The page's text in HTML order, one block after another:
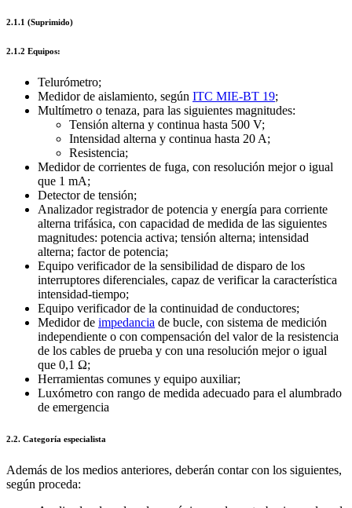
2.1.1 (Suprimido)
2.1.2 Equipos:
Telurómetro;
Medidor de aislamiento, según ITC MIE-BT 19;
Multímetro o tenaza, para las siguientes magnitudes:
Tensión alterna y continua hasta 500 V;
Intensidad alterna y continua hasta 20 A;
Resistencia;
Medidor de corrientes de fuga, con resolución mejor o igual
que 1 mA;
Detector de tensión;
Analizador registrador de potencia y energía para corriente
alterna trifásica, con capacidad de medida de las siguientes
magnitudes: potencia activa; tensión alterna; intensidad
alterna; factor de potencia;
Equipo verificador de la sensibilidad de disparo de los
interruptores diferenciales, capaz de verificar la característica
intensidad-tiempo;
Equipo verificador de la continuidad de conductores;
Medidor de impedancia de bucle, con sistema de medición
independiente o con compensación del valor de la resistencia
de los cables de prueba y con una resolución mejor o igual
que 0,1 Ω;
Herramientas comunes y equipo auxiliar;
Luxómetro con rango de medida adecuado para el alumbrado
de emergencia
2.2. Categoría especialista
Además de los medios anteriores, deberán contar con los siguientes,
según proceda: